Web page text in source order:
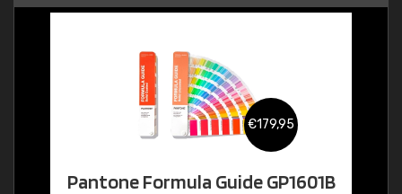
€179,95
Pantone Formula Guide GP1601B